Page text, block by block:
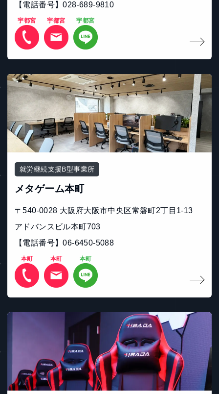
【電話番号】028-689-9810
宇都宮 宇都宮 宇都宮
就労継続支援B型事業所
メタゲーム本町
〒540-0028 大阪府大阪市中央区常磐町2丁目1-13
アドバンスビル本町703
【電話番号】06-6450-5088
本町 本町 本町